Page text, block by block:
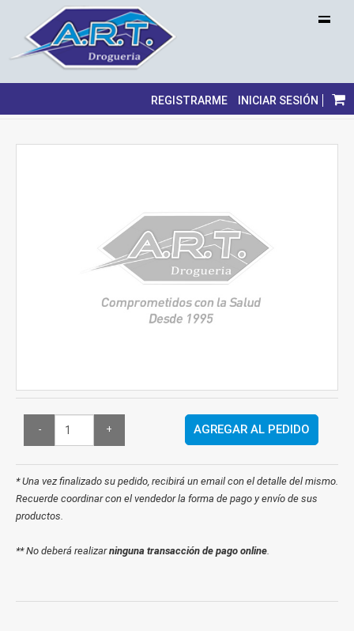
REGISTRARME INICIAR SESIÓN
- + AGREGAR AL PEDIDO
* Una vez finalizado su pedido, recibirá un email con el detalle del mismo.
Recuerde coordinar con el vendedor la forma de pago y envío de sus
productos.
** No deberá realizarninguna transacción de pago online